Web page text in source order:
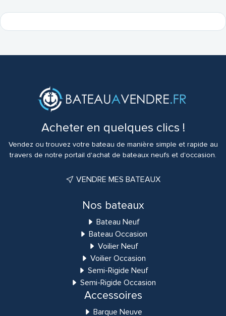
Acheter en quelques clics !
Vendez ou trouvez votre bateau de manière simple et rapide au
travers de notre portail d'achat de bateaux neufs et d'occasion.
VENDRE MES BATEAUX
Nos bateaux
Bateau Neuf
Bateau Occasion
Voilier Neuf
Voilier Occasion
Semi-Rigide Neuf
Semi-Rigide Occasion
Accessoires
Barque Neuve